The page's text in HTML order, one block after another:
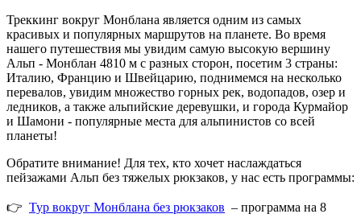
Треккинг вокруг Монблана является одним из самых
красивых и популярных маршрутов на планете. Во время
нашего путешествия мы увидим самую высокую вершину
Альп - Монблан 4810 м с разных сторон, посетим 3 страны:
Италию, Францию и Швейцарию, поднимемся на несколько
перевалов, увидим множество горных рек, водопадов, озер и
ледников, а также альпийские деревушки, и города Курмайор
и Шамони - популярные места для альпинистов со всей
планеты!
Обратите внимание! Для тех, кто хочет наслаждаться
пейзажами Альп без тяжелых рюкзаков, у нас есть программы:
👉 Тур вокруг Монблана без рюкзаков – программа на 8